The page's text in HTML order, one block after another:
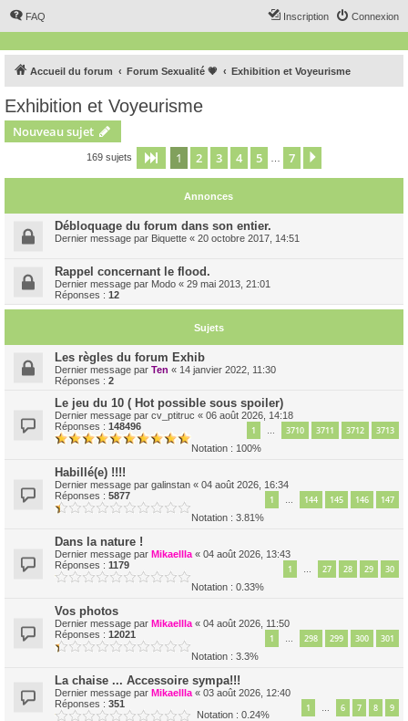
FAQ Connexion
Inscription
Accueil du forum Forum Sexualité 💗 Exhibition et Voyeurisme
Exhibition et Voyeurisme
Nouveau sujet
169 sujets Page 1sur7
1 2 3 4 5 7
Annonces
Débloquage du forum dans son entier.
Dernier message par Biquette « 20 octobre 2017, 14:51
Rappel concernant le flood.
Dernier message par Modo « 29 mai 2013, 21:01
Réponses : 12
Sujets
Les règles du forum Exhib
Dernier message par Ten « 14 janvier 2022, 11:30
Réponses : 2
Le jeu du 10 ( Hot possible sous spoiler)
Dernier message par cv_ptitruc « 06 août 2026, 14:18
Réponses : 148496 1 … 3710 3711 3712 3713
Notation : 100%
Habillé(e) !!!!
Dernier message par galinstan « 04 août 2026, 16:34
Réponses : 5877 1 … 144 145 146 147
Notation : 3.81%
Dans la nature !
Dernier message par Mikaellla « 04 août 2026, 13:43
Réponses : 1179 1 … 27 28 29 30
Notation : 0.33%
Vos photos
Dernier message par Mikaellla « 04 août 2026, 11:50
Réponses : 12021 1 … 298 299 300 301
Notation : 3.3%
La chaise ... Accessoire sympa!!!
Dernier message par Mikaellla « 03 août 2026, 12:40
Réponses : 351 1 … 6 7 8 9
Notation : 0.24%